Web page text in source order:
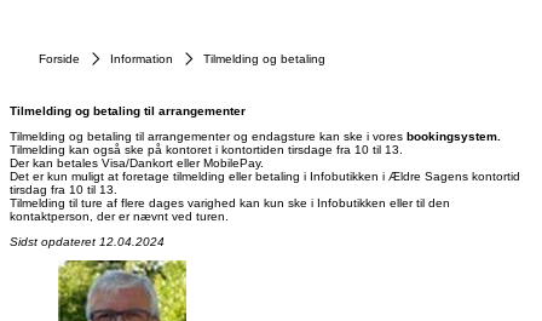
Forside Information Tilmelding og betaling
Tilmelding og betaling til arrangementer
Tilmelding og betaling til arrangementer og endagsture kan ske i vores bookingsystem.
Tilmelding kan også ske på kontoret i kontortiden tirsdage fra 10 til 13.
Der kan betales Visa/Dankort eller MobilePay.
Det er kun muligt at foretage tilmelding eller betaling i Infobutikken i Ældre Sagens kontortid
tirsdag fra 10 til 13.
Tilmelding til ture af flere dages varighed kan kun ske i Infobutikken eller til den
kontaktperson, der er nævnt ved turen.
Sidst opdateret 12.04.2024